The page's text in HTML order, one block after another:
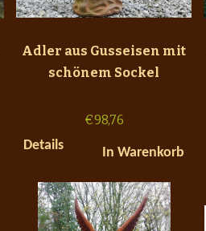
Adler aus Gusseisen mit
schönem Sockel
€98,76
Details
In Warenkorb